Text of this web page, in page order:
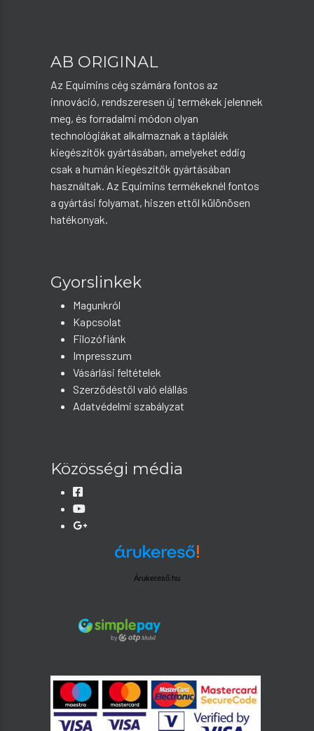
AB ORIGINAL
Az Equimins cég számára fontos az
innováció, rendszeresen új termékek jelennek
meg, és forradalmi módon olyan
technológiákat alkalmaznak a táplálék
kiegészítők gyártásában, amelyeket eddig
csak a humán kiegészítők gyártásában
használtak. Az Equimins termékeknél fontos
a gyártási folyamat, hiszen ettől különösen
hatékonyak.
Gyorslinkek
Magunkról
Kapcsolat
Filozófiánk
Impresszum
Vásárlási feltételek
Szerződéstől való elállás
Adatvédelmi szabályzat
Közösségi média
Árukereső.hu